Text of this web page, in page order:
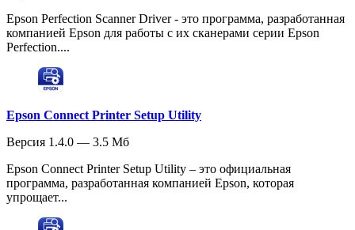
Epson Perfection Scanner Driver - это программа, разработанная
компанией Epson для работы с их сканерами серии Epson
Perfection....
Epson Connect Printer Setup Utility
Версия 1.4.0 — 3.5 Мб
Epson Connect Printer Setup Utility – это официальная
программа, разработанная компанией Epson, которая
упрощает...